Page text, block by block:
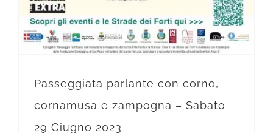
Passeggiata parlante con corno,
cornamusa e zampogna – Sabato
29 Giugno 2023